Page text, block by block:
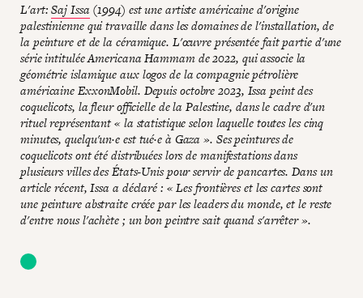
L'art:Saj Issa (1994) est une artiste américaine d'origine
palestinienne qui travaille dans les domaines de l'installation, de
la peinture et de la céramique. L'œuvre présentée fait partie d'une
série intitulée Americana Hammam de 2022, qui associe la
géométrie islamique aux logos de la compagnie pétrolière
américaine ExxonMobil. Depuis octobre 2023, Issa peint des
coquelicots, la fleur officielle de la Palestine, dans le cadre d'un
rituel représentant « la statistique selon laquelle toutes les cinq
minutes, quelqu'un·e est tué·e à Gaza ». Ses peintures de
coquelicots ont été distribuées lors de manifestations dans
plusieurs villes des États-Unis pour servir de pancartes. Dans un
article récent, Issa a déclaré : « Les frontières et les cartes sont
une peinture abstraite créée par les leaders du monde, et le reste
d'entre nous l'achète ; un bon peintre sait quand s'arrêter ».